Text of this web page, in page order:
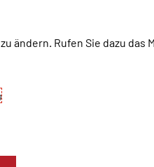
ändern. Rufen Sie dazu das